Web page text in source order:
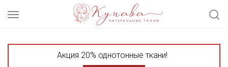
Акция 20% однотонные ткани!